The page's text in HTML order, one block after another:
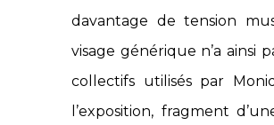
davantage de tension
visage générique n’a ainsi
collectifs utilisés par
l’exposition, fragment